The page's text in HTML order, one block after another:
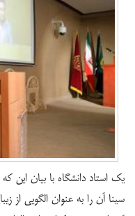
یک استاد دانشگاه با بیان این
سینا آن را به عنوان الگویی از